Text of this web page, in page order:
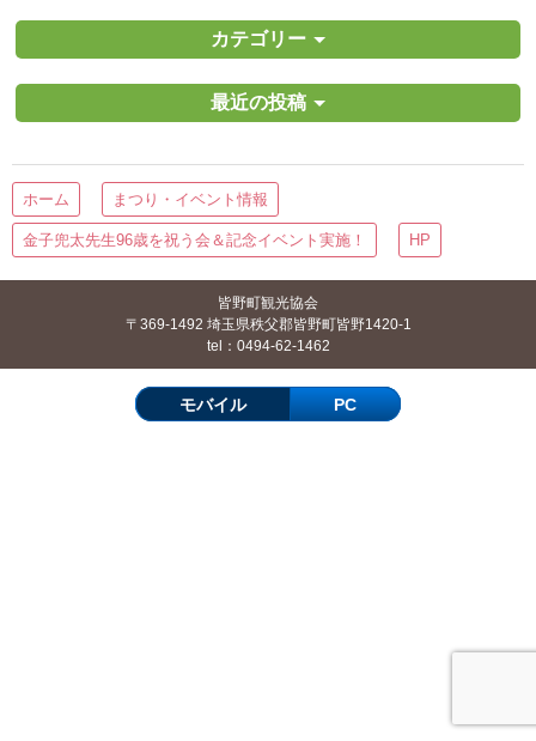
カテゴリー
最近の投稿
ホーム まつり・イベント情報
金子兜太先生96歳を祝う会＆記念イベント実施！ HP
皆野町観光協会
〒369-1492 埼玉県秩父郡皆野町皆野1420-1
tel：0494-62-1462
モバイル PC